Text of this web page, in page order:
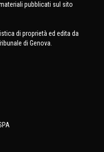
pubblicati sul sito
di proprietà ed edita da
di Genova.